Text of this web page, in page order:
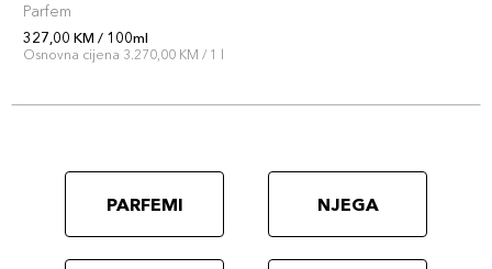
Parfem
327,00 KM / 100ml
Osnovna cijena 3.270,00 KM / 1 l
PARFEMI NJEGA